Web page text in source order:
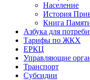
Население
История
Книга
Азбука для
Тарифы по ЖКХ
ЕРКЦ
Управляющие
Транспорт
Субсидии